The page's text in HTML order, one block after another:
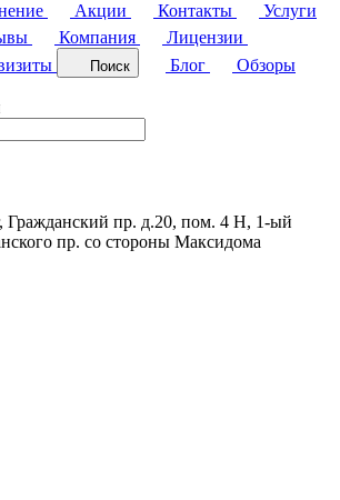
Акции Контакты
Услуги
Компания
Лицензии
Поиск Блог
Обзоры
Гражданский пр. д.20, пом. 4 Н, 1-ый
пр. со стороны Максидома